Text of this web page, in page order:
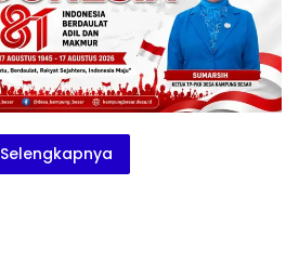
Selengkapnya